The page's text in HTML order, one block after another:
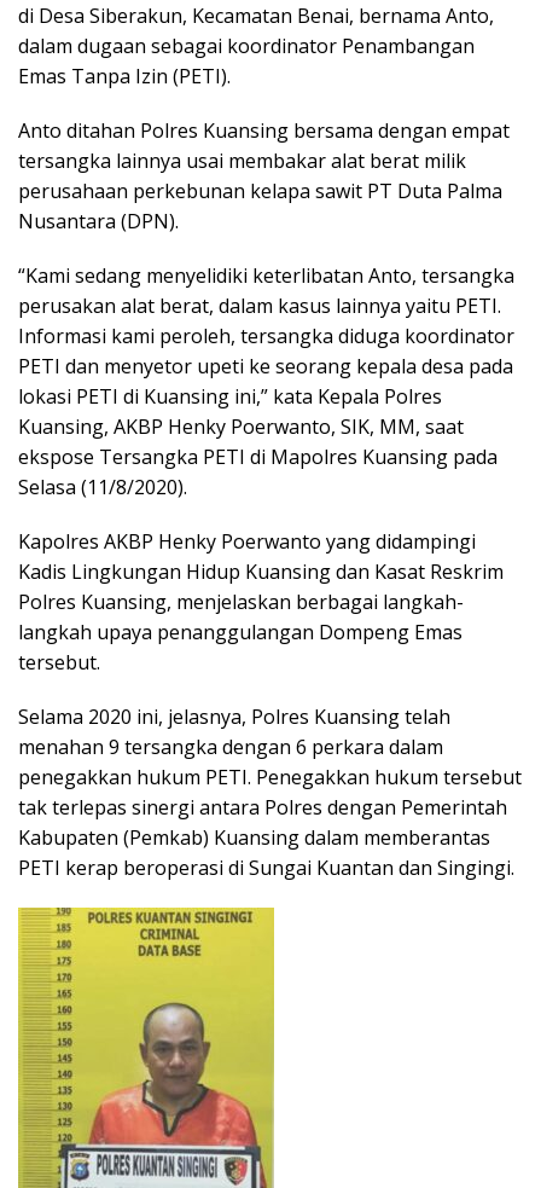
di Desa Siberakun, Kecamatan Benai, bernama Anto,
dalam dugaan sebagai koordinator Penambangan
Emas Tanpa Izin (PETI).
Anto ditahan Polres Kuansing bersama dengan empat
tersangka lainnya usai membakar alat berat milik
perusahaan perkebunan kelapa sawit PT Duta Palma
Nusantara (DPN).
“Kami sedang menyelidiki keterlibatan Anto, tersangka
perusakan alat berat, dalam kasus lainnya yaitu PETI.
Informasi kami peroleh, tersangka diduga koordinator
PETI dan menyetor upeti ke seorang kepala desa pada
lokasi PETI di Kuansing ini,” kata Kepala Polres
Kuansing, AKBP Henky Poerwanto, SIK, MM, saat
ekspose Tersangka PETI di Mapolres Kuansing pada
Selasa (11/8/2020).
Kapolres AKBP Henky Poerwanto yang didampingi
Kadis Lingkungan Hidup Kuansing dan Kasat Reskrim
Polres Kuansing, menjelaskan berbagai langkah-
langkah upaya penanggulangan Dompeng Emas
tersebut.
Selama 2020 ini, jelasnya, Polres Kuansing telah
menahan 9 tersangka dengan 6 perkara dalam
penegakkan hukum PETI. Penegakkan hukum tersebut
tak terlepas sinergi antara Polres dengan Pemerintah
Kabupaten (Pemkab) Kuansing dalam memberantas
PETI kerap beroperasi di Sungai Kuantan dan Singingi.